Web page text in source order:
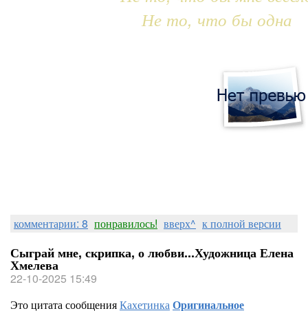
Не то, что бы одна
комментарии: 8 понравилось! вверх^ к полной версии
Сыграй мне, скрипка, о любви...Художница Елена
Хмелева
22-10-2025 15:49
Это цитата сообщенияКахетинкаОригинальное